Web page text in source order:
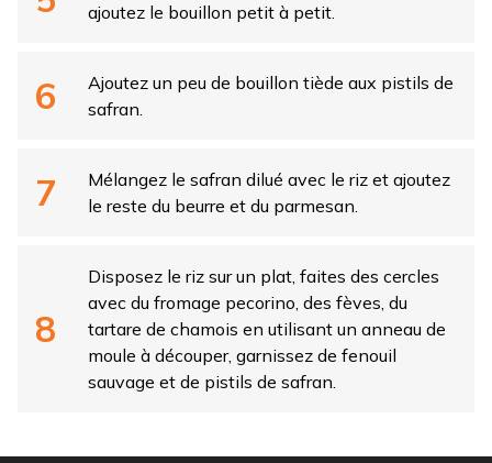
ajoutez le bouillon petit à petit.
Ajoutez un peu de bouillon tiède aux pistils de
safran.
Mélangez le safran dilué avec le riz et ajoutez
le reste du beurre et du parmesan.
Disposez le riz sur un plat, faites des cercles
avec du fromage pecorino, des fèves, du
tartare de chamois en utilisant un anneau de
moule à découper, garnissez de fenouil
sauvage et de pistils de safran.